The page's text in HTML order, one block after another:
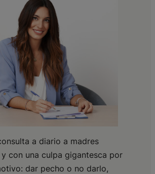
a diario a madres
y con una culpa gigantesca por
dar pecho o no darlo,